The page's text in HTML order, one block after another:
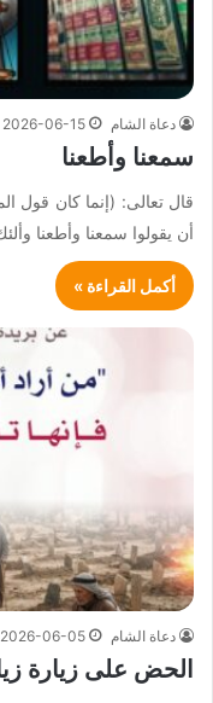
دعاة الشام 2026-06-15
سمعنا وأطعنا
قال تعالى: (إنما كان قول
أن يقولوا سمعنا وأطعنا
أكمل القراءة »
دعاة الشام 2026-06-05
الحض على زيارة